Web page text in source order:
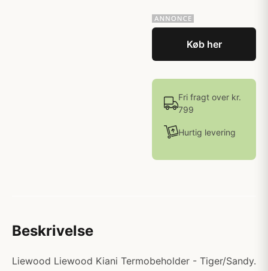
Køb her
Fri fragt over kr.
799
Hurtig levering
Beskrivelse
Liewood Liewood Kiani Termobeholder - Tiger/Sandy.